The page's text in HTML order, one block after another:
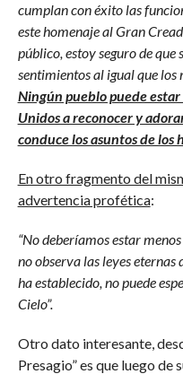
cumplan con éxito las
este homenaje al Gran
público, estoy seguro de que
sentimientos al igual que los
Ningún pueblo puede estar
Unidos a reconocer y
conduce los asuntos de los
En otro fragmento del
advertencia profética:
“No deberíamos estar
no observa las leyes eternas
ha establecido, no puede
Cielo”.
Otro dato interesante,
Presagio” es que luego de